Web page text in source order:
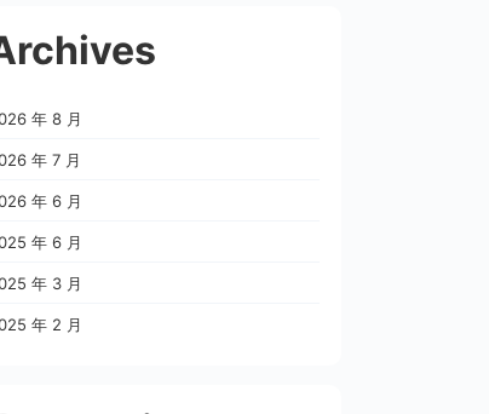
年 8 月
年 7 月
年 6 月
年 6 月
年 3 月
年 2 月